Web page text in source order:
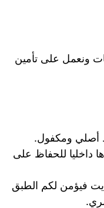
ونعمل على تأمين
أصلي ومكفول.
داخليا للحفاظ على
فيؤمن لكم الطبق